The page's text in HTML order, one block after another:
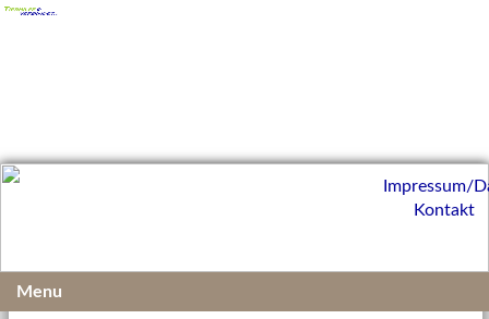
Vermittelte Kleintiere 2021
Impressum/
Kontakt
Menu